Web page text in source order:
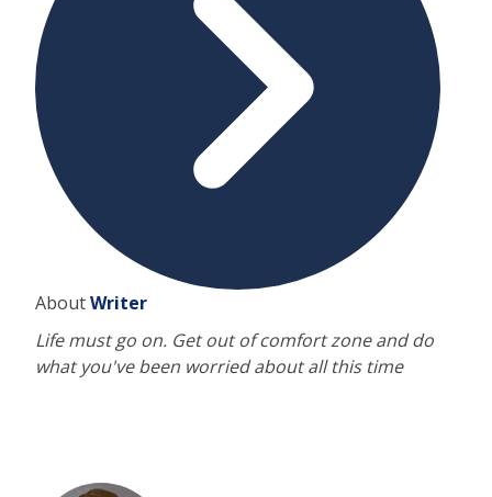
AboutWriter
Life must go on. Get out of comfort zone and do
what you've been worried about all this time